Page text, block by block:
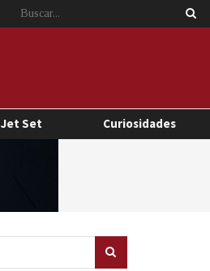
Jet Set Curiosidades